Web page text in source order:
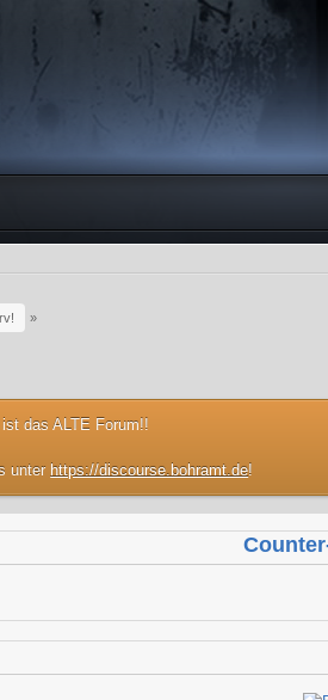
»
das ALTE Forum!!
unter https://discourse.bohramt.de!